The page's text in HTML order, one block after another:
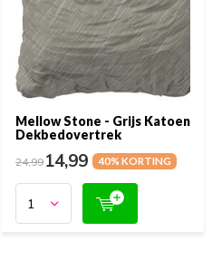
Mellow Stone - Grijs Katoen
Dekbedovertrek
24,9914,99 40% KORTING